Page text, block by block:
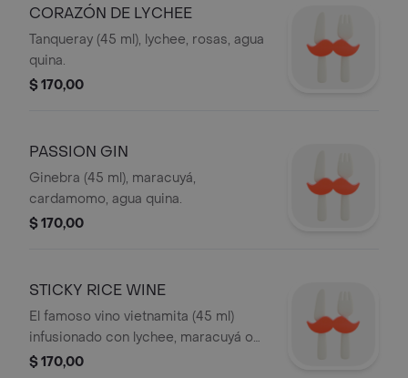
CORAZÓN DE LYCHEE
Tanqueray (45 ml), lychee, rosas, agua
quina.
$ 170,00
PASSION GIN
Ginebra (45 ml), maracuyá,
cardamomo, agua quina.
$ 170,00
STICKY RICE WINE
El famoso vino vietnamita (45 ml)
infusionado con lychee, maracuyá o
lemongrass.
$ 170,00